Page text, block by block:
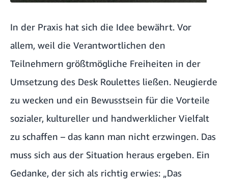
In der Praxis hat sich die Idee bewährt. Vor
allem, weil die Verantwortlichen den
Teilnehmern größtmögliche Freiheiten in der
Umsetzung des Desk Roulettes ließen. Neugierde
zu wecken und ein Bewusstsein für die Vorteile
sozialer, kultureller und handwerklicher Vielfalt
zu schaffen – das kann man nicht erzwingen. Das
muss sich aus der Situation heraus ergeben. Ein
Gedanke, der sich als richtig erwies: „Das